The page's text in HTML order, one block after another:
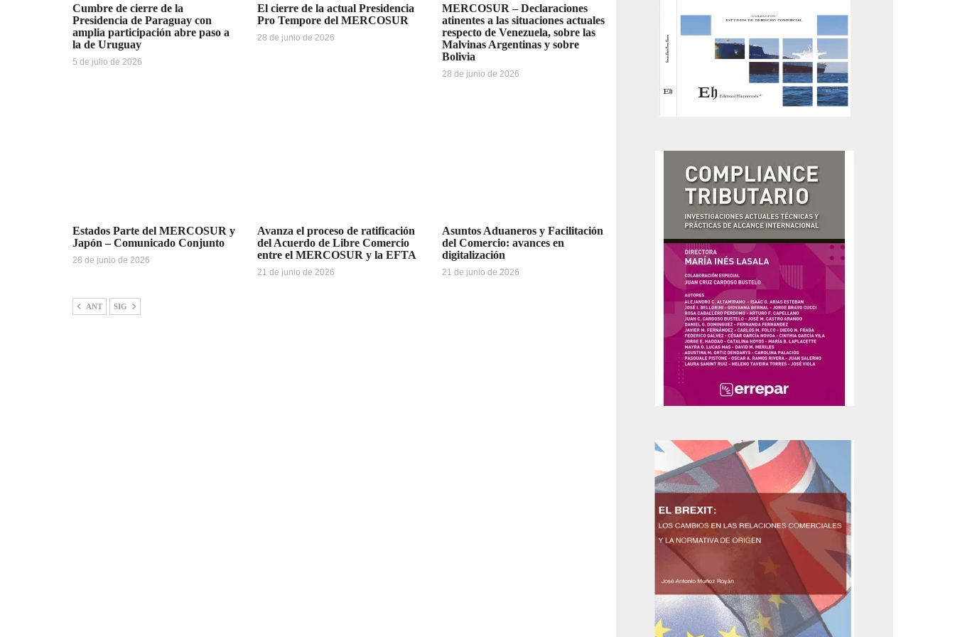
Cumbre de cierre de la
Presidencia de Paraguay con
amplia participación abre paso a
la de Uruguay
5 de julio de 2026
El cierre de la actual Presidencia
Pro Tempore del MERCOSUR
28 de junio de 2026
MERCOSUR – Declaraciones
atinentes a las situaciones actuales
respecto de Venezuela, sobre las
Malvinas Argentinas y sobre
Bolivia
28 de junio de 2026
Estados Parte del MERCOSUR y
Japón – Comunicado Conjunto
28 de junio de 2026
Avanza el proceso de ratificación
del Acuerdo de Libre Comercio
entre el MERCOSUR y la EFTA
21 de junio de 2026
Asuntos Aduaneros y Facilitación
del Comercio: avances en
digitalización
21 de junio de 2026
ANT SIG